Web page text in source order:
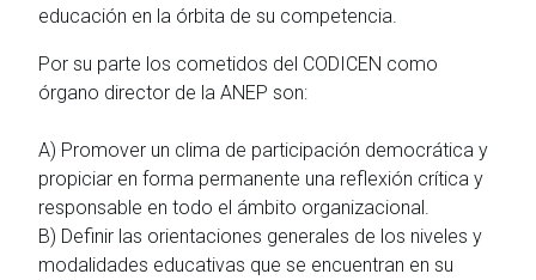
educación en la órbita de su competencia.
Por su parte los cometidos del CODICEN como
órgano director de la ANEP son:
A) Promover un clima de participación democrática y
propiciar en forma permanente una reflexión crítica y
responsable en todo el ámbito organizacional.
B) Definir las orientaciones generales de los niveles y
modalidades educativas que se encuentran en su